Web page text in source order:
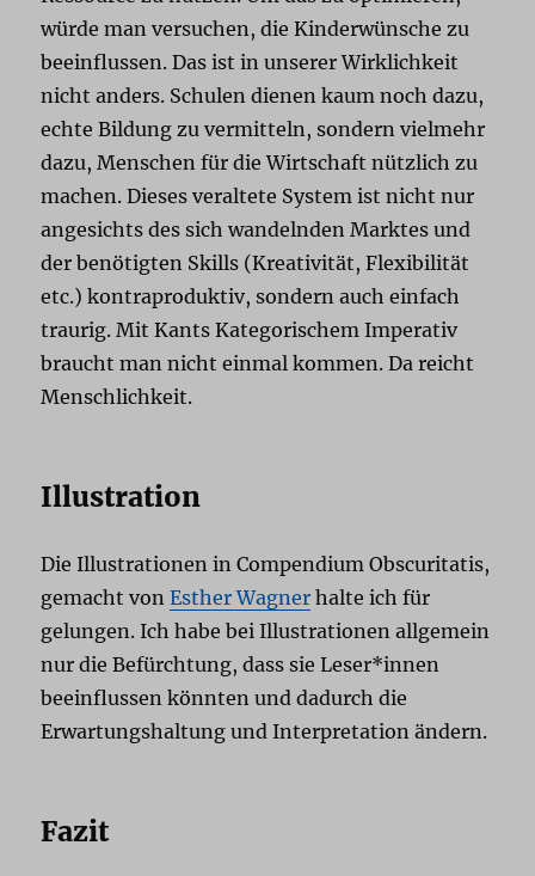
würde man versuchen, die Kinderwünsche zu
beeinflussen. Das ist in unserer Wirklichkeit
nicht anders. Schulen dienen kaum noch dazu,
echte Bildung zu vermitteln, sondern vielmehr
dazu, Menschen für die Wirtschaft nützlich zu
machen. Dieses veraltete System ist nicht nur
angesichts des sich wandelnden Marktes und
der benötigten Skills (Kreativität, Flexibilität
etc.) kontraproduktiv, sondern auch einfach
traurig. Mit Kants Kategorischem Imperativ
braucht man nicht einmal kommen. Da reicht
Menschlichkeit.
Illustration
Die Illustrationen in Compendium Obscuritatis,
gemacht vonEsther Wagner halte ich für
gelungen. Ich habe bei Illustrationen allgemein
nur die Befürchtung, dass sie Leser*innen
beeinflussen könnten und dadurch die
Erwartungshaltung und Interpretation ändern.
Fazit